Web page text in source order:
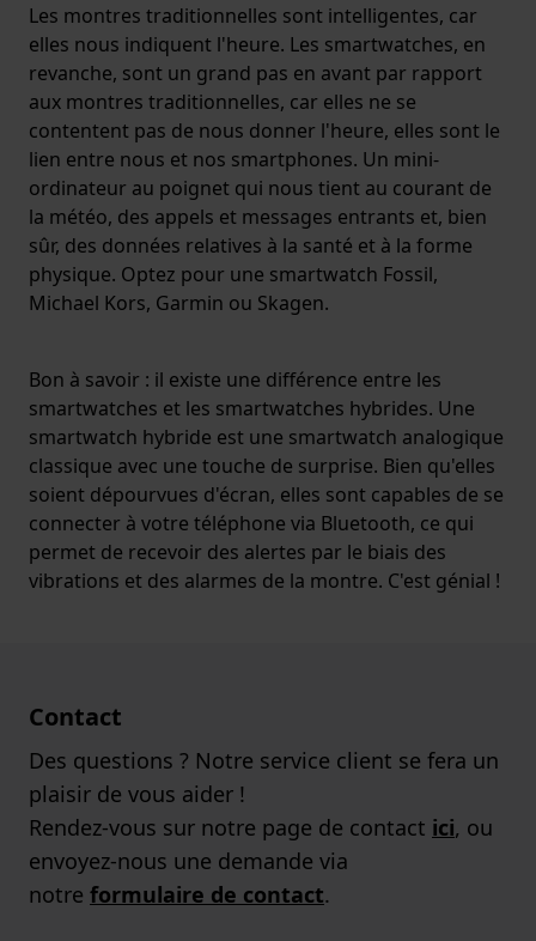
Les montres traditionnelles sont intelligentes, car
elles nous indiquent l'heure. Les smartwatches, en
revanche, sont un grand pas en avant par rapport
aux montres traditionnelles, car elles ne se
contentent pas de nous donner l'heure, elles sont le
lien entre nous et nos smartphones. Un mini-
ordinateur au poignet qui nous tient au courant de
la météo, des appels et messages entrants et, bien
sûr, des données relatives à la santé et à la forme
physique. Optez pour une smartwatch Fossil,
Michael Kors, Garmin ou Skagen.
Bon à savoir : il existe une différence entre les
smartwatches et les smartwatches hybrides. Une
smartwatch hybride est une smartwatch analogique
classique avec une touche de surprise. Bien qu'elles
soient dépourvues d'écran, elles sont capables de se
connecter à votre téléphone via Bluetooth, ce qui
permet de recevoir des alertes par le biais des
vibrations et des alarmes de la montre. C'est génial !
Contact
Des questions ? Notre service client se fera un
plaisir de vous aider !
Rendez-vous sur notre page de contact ici, ou
envoyez-nous une demande via
notre formulaire de contact.